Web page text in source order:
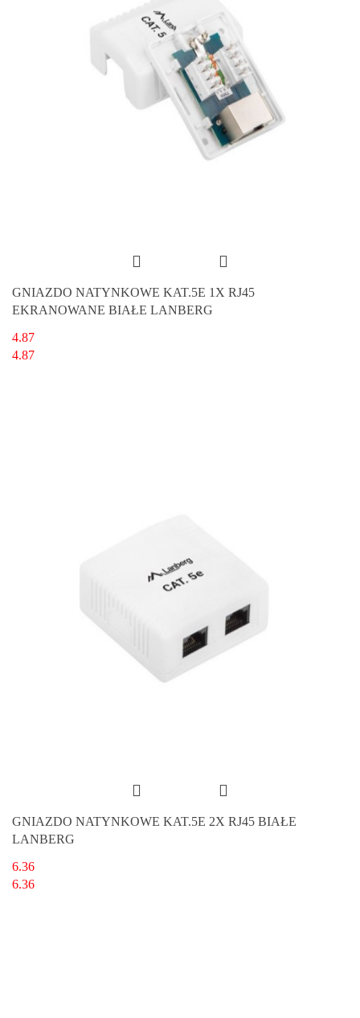
GNIAZDO NATYNKOWE KAT.5E 1X RJ45
EKRANOWANE BIAŁE LANBERG
4.87
4.87
GNIAZDO NATYNKOWE KAT.5E 2X RJ45 BIAŁE
LANBERG
6.36
6.36